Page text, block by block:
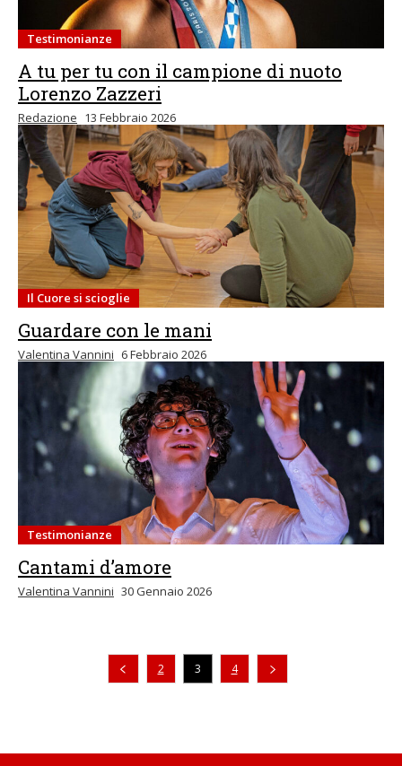
Testimonianze
A tu per tu con il campione di nuoto
Lorenzo Zazzeri
Redazione 13 Febbraio 2026
Il Cuore si scioglie
Guardare con le mani
Valentina Vannini 6 Febbraio 2026
Testimonianze
Cantami d’amore
Valentina Vannini 30 Gennaio 2026
Pagina precedente
2 3 4